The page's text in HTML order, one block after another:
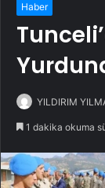
Haber
YILDIRIM
1 dakika okuma